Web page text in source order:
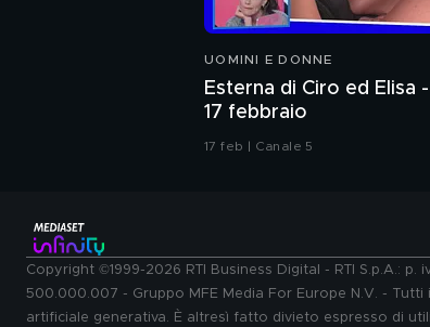
UOMINI E DONNE
Esterna di Ciro ed Elisa -
17 febbraio
17 feb | Canale 5
Copyright ©1999-2026 RTI Business Digital - RTI S.p.A.:
500.000.007 - Gruppo MFE Media For Europe N.V. -
artificiale generativa. È altresì fatto divieto espresso di